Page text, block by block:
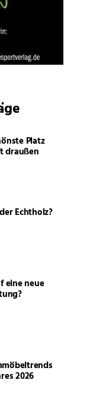
Platz
draußen
Echtholz?
eine neue
2026